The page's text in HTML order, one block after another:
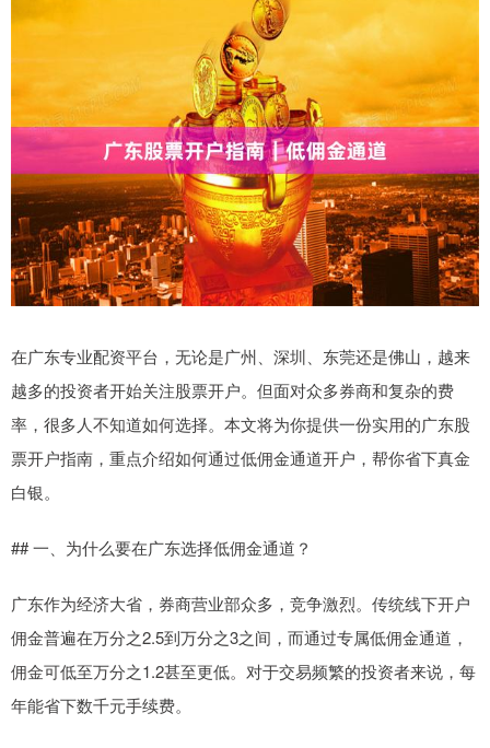
在广东专业配资平台，无论是广州、深圳、东莞还是佛山，越来
越多的投资者开始关注股票开户。但面对众多券商和复杂的费
率，很多人不知道如何选择。本文将为你提供一份实用的广东股
票开户指南，重点介绍如何通过低佣金通道开户，帮你省下真金
白银。
## 一、为什么要在广东选择低佣金通道？
广东作为经济大省，券商营业部众多，竞争激烈。传统线下开户
佣金普遍在万分之2.5到万分之3之间，而通过专属低佣金通道，
佣金可低至万分之1.2甚至更低。对于交易频繁的投资者来说，每
年能省下数千元手续费。